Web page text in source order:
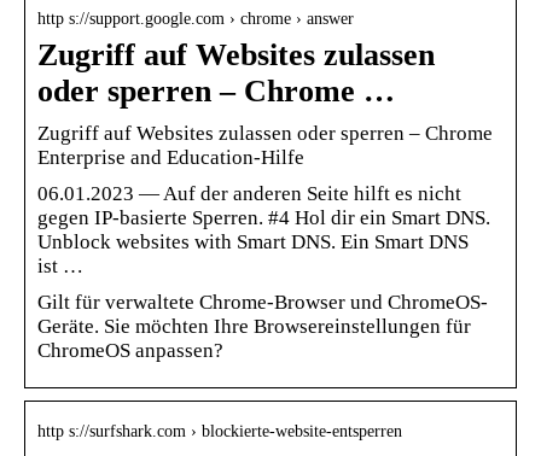
http s://support.google.com › chrome › answer
Zugriff auf Websites zulassen
oder sperren – Chrome …
Zugriff auf Websites zulassen oder sperren – Chrome
Enterprise and Education-Hilfe
06.01.2023 — Auf der anderen Seite hilft es nicht
gegen IP-basierte Sperren. #4 Hol dir ein Smart DNS.
Unblock websites with Smart DNS. Ein Smart DNS
ist …
Gilt für verwaltete Chrome-Browser und ChromeOS-
Geräte. Sie möchten Ihre Browsereinstellungen für
ChromeOS anpassen?
http s://surfshark.com › blockierte-website-entsperren